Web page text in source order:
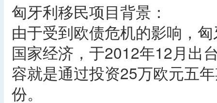
匈牙利移民项目背景：
由于受到欧债危机的影响，
国家经济，于2012年12月出
容就是通过投资25万欧元五
份。